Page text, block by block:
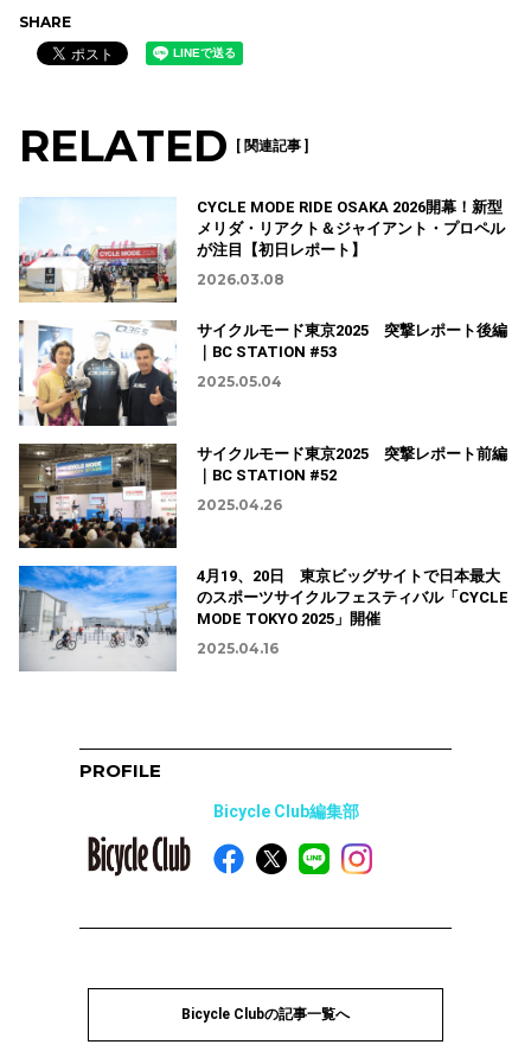
SHARE
RELATED [ 関連記事 ]
CYCLE MODE RIDE OSAKA 2026開幕！新型
メリダ・リアクト＆ジャイアント・プロペル
が注目【初日レポート】
2026.03.08
サイクルモード東京2025 突撃レポート後編
｜BC STATION #53
2025.05.04
サイクルモード東京2025 突撃レポート前編
｜BC STATION #52
2025.04.26
4⽉19、20⽇ 東京ビッグサイトで日本最⼤
のスポーツサイクルフェスティバル「CYCLE
MODE TOKYO 2025」開催
2025.04.16
PROFILE
Bicycle Club編集部
Bicycle Clubの記事一覧へ